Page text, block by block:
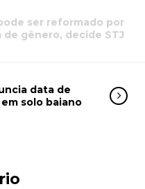
ser reformado por
de gênero, decide STJ
data de
solo baiano